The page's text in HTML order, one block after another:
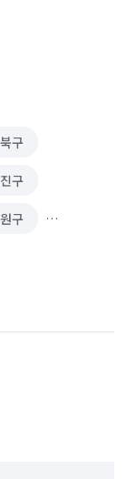
구
구
구
구